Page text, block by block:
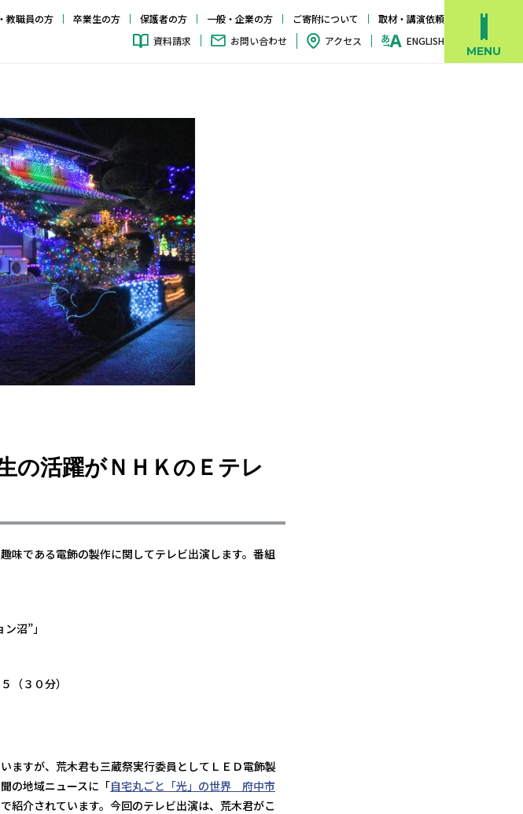
教職員の方 卒業生の方 保護者の方 一般・企業の方 ご寄附について
取材・講演依頼
資料請求
お問い合わせ アクセス ENGLISH
の活躍がＮＨＫのＥテレ
味である電飾の製作に関してテレビ出演します。番組
沼”」
（３０分）
ますが、荒木君も三蔵祭実行委員としてＬＥＤ電飾製
の地域ニュースに「自宅丸ごと「光」の世界 府中市
紹介されています。今回のテレビ出演は、荒木君がこ